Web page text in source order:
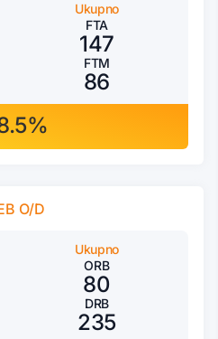
Ukupno
FTA
147
FTM
86
O/D
Ukupno
ORB
80
DRB
235